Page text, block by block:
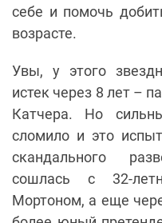
себе и помочь
возрасте.
Увы, у этого
истек через 8 лет –
Катчера. Но
сломило и это
скандального
сошлась с 32-
Мортоном, а еще